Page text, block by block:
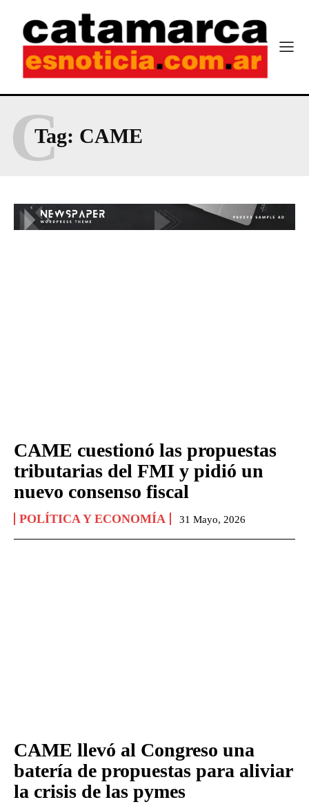
Tag: CAME
C
CAME cuestionó las propuestas
tributarias del FMI y pidió un
nuevo consenso fiscal
POLÍTICA Y ECONOMÍA 31 Mayo, 2026
CAME llevó al Congreso una
batería de propuestas para aliviar
la crisis de las pymes